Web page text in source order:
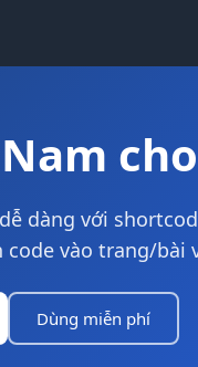
dàng với
code vào trang/bài
Dùng miễn phí